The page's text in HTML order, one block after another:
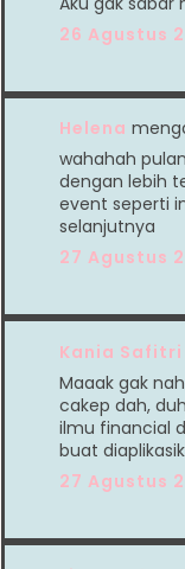
26 Agustus
Helena
wahahah
dengan lebih
event seperti
selanjutnya
27 Agustus
Kania Safitri
Maaak gak
cakep dah,
ilmu financial
buat
27 Agustus